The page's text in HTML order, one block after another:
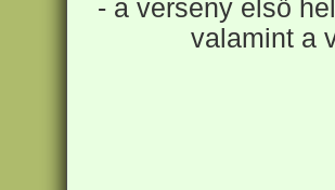
- a verseny első
valamint a